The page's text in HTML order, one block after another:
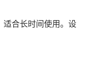
适合长时间使用。设